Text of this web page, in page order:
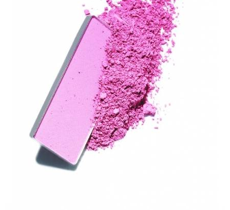
Худеем правильно
Бьютихакер / Мама-хакер
Выбор визажистов
Выбор косметолога
Полиция красоты
Хит недели от визажиста